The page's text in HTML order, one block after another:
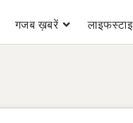
गजब ख़बरें